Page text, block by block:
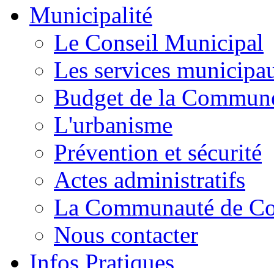
Municipalité
Le Conseil Municipal
Les services
Budget de la
L'urbanisme
Prévention et sécurité
Actes administratifs
La Communauté de
Nous contacter
Infos Pratiques